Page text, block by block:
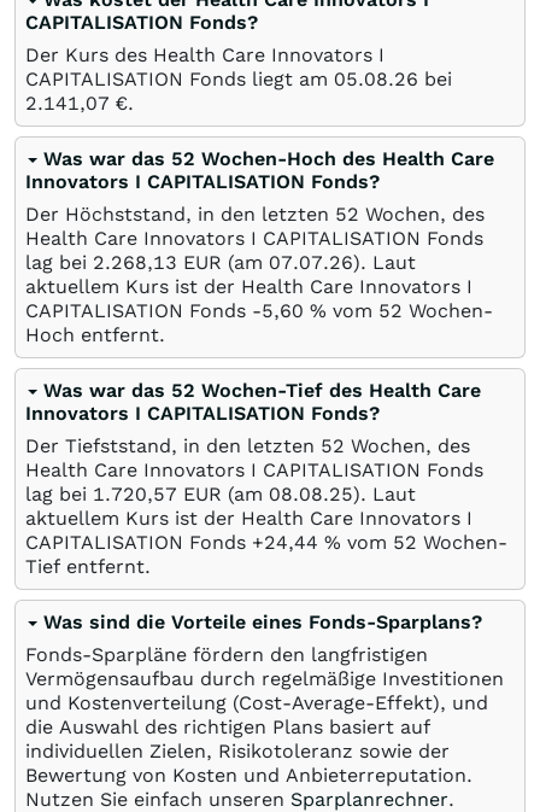
CAPITALISATION Fonds?
Der Kurs des Health Care Innovators I
CAPITALISATION Fonds liegt am 05.08.26 bei
2.141,07 €.
Was war das 52 Wochen-Hoch des Health Care
Innovators I CAPITALISATION Fonds?
Der Höchststand, in den letzten 52 Wochen, des
Health Care Innovators I CAPITALISATION Fonds
lag bei 2.268,13 EUR (am 07.07.26). Laut
aktuellem Kurs ist der Health Care Innovators I
CAPITALISATION Fonds -5,60 % vom 52 Wochen-
Hoch entfernt.
Was war das 52 Wochen-Tief des Health Care
Innovators I CAPITALISATION Fonds?
Der Tiefststand, in den letzten 52 Wochen, des
Health Care Innovators I CAPITALISATION Fonds
lag bei 1.720,57 EUR (am 08.08.25). Laut
aktuellem Kurs ist der Health Care Innovators I
CAPITALISATION Fonds +24,44 % vom 52 Wochen-
Tief entfernt.
Was sind die Vorteile eines Fonds-Sparplans?
Fonds-Sparpläne fördern den langfristigen
Vermögensaufbau durch regelmäßige Investitionen
und Kostenverteilung (Cost-Average-Effekt), und
die Auswahl des richtigen Plans basiert auf
individuellen Zielen, Risikotoleranz sowie der
Bewertung von Kosten und Anbieterreputation.
Nutzen Sie einfach unseren Sparplanrechner.